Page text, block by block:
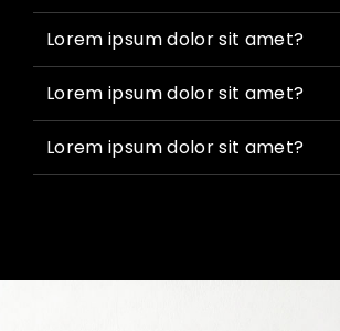
Lorem ipsum dolor sit amet?
Lorem ipsum dolor sit amet?
Lorem ipsum dolor sit amet?